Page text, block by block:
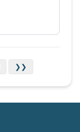
❯❯